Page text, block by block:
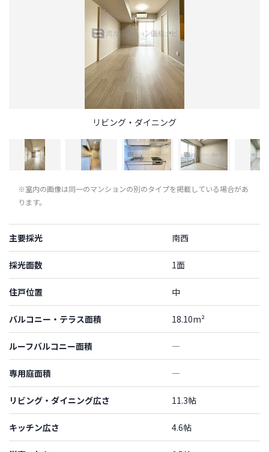
リビング・ダイニング
※室内の画像は同一のマンションの別のタイプを掲載している場合があ
ります。
主要採光 南西
採光面数 1面
住戸位置 中
バルコニー・テラス面積 18.10m²
ルーフバルコニー面積 ―
専用庭面積 ―
リビング・ダイニング広さ 11.3帖
キッチン広さ 4.6帖